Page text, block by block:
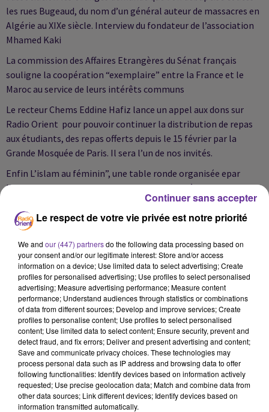
les rues Bugeaud, du nom d’un général auteur de massacres en
Algérie au XIXe siècle. Interview du fondateur de l’association
Mhamed Kaki
La commission des Affaires Etrangères du Sénat français
souligne la coopération “exemplaire” entre la France et le
Maroc au service de leurs intérêts communs
Le recteur Chems Eddine Hafiz lance un appel aux dons sur
Radio Orient pour pouvoir continuer la distribution de repas
aux étudiants, des repas offerts depuis le 15 février par la
Grande Mosquée de Paris. Il sera l’un de nos invités.
Enfin L’islam au féminin”, une table ronde organisée epar
l’Institut français de civisilation musulmane à Lyon. Parmi les
intervenantes, l’écrivaine Karima Berger.
Podcast
JR FR SOIR 4-03-2021
Le respect de votre vie privée est notre priorité
We and our (447) partnersdo the following data processing based on
your consent and/or our legitimate interest: Store and/or access
information on a device; Use limited data to select advertising; Create
profiles for personalised advertising; Use profiles to select personalised
advertising; Measure advertising performance; Measure content
performance; Understand audiences through statistics or combinations
of data from different sources; Develop and improve services; Create
profiles to personalise content; Use profiles to select personalised
content; Use limited data to select content; Ensure security, prevent and
detect fraud, and fix errors; Deliver and present advertising and content;
Save and communicate privacy choices. These technologies may
process personal data such as IP address and browsing data to offer
following functionalities: Identify devices based on information actively
requested; Use precise geolocation data; Match and combine data from
other data sources; Link different devices; Identify devices based on
information transmitted automatically.
Continuer sans accepter